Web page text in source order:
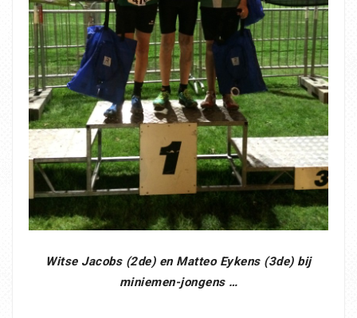
Witse Jacobs (2de) en Matteo Eykens (3de) bij
miniemen-jongens …